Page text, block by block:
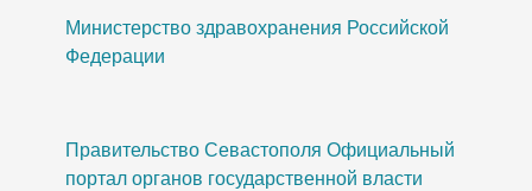
Министерство здравохранения Российской
Федерации
Правительство Севастополя Официальный
портал органов государственной власти